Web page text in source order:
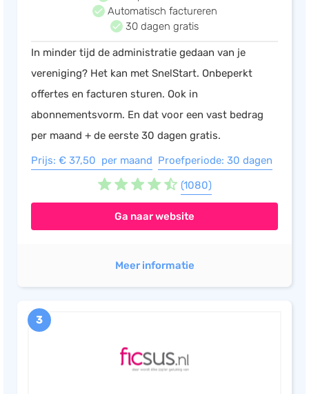
Automatisch factureren
30 dagen gratis
In minder tijd de administratie gedaan van je
vereniging? Het kan met SnelStart. Onbeperkt
offertes en facturen sturen. Ook in
abonnementsvorm. En dat voor een vast bedrag
per maand + de eerste 30 dagen gratis.
Prijs: € 37,50 per maand Proefperiode: 30 dagen
(1080)
Ga naar website
Meer informatie
3